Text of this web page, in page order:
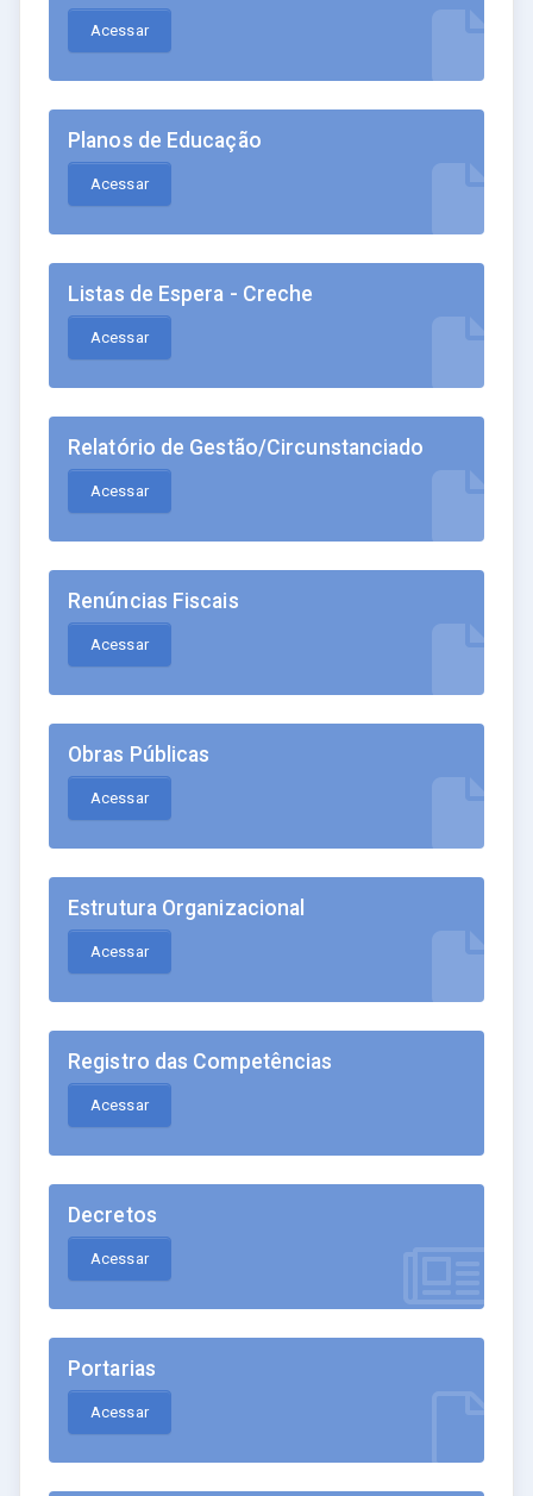
Acessar
Planos de Educação
Acessar
Listas de Espera - Creche
Acessar
Relatório de Gestão/Circunstanciado
Acessar
Renúncias Fiscais
Acessar
Obras Públicas
Acessar
Estrutura Organizacional
Acessar
Registro das Competências
Acessar
Decretos
Acessar
Portarias
Acessar